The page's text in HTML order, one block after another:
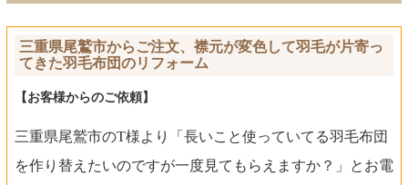
三重県尾鷲市からご注文、襟元が変色して羽毛が片寄っ
てきた羽毛布団のリフォーム
【お客様からのご依頼】
三重県尾鷲市のT様より「長いこと使っていてる羽毛布団
を作り替えたいのですが一度見てもらえますか？」とお電